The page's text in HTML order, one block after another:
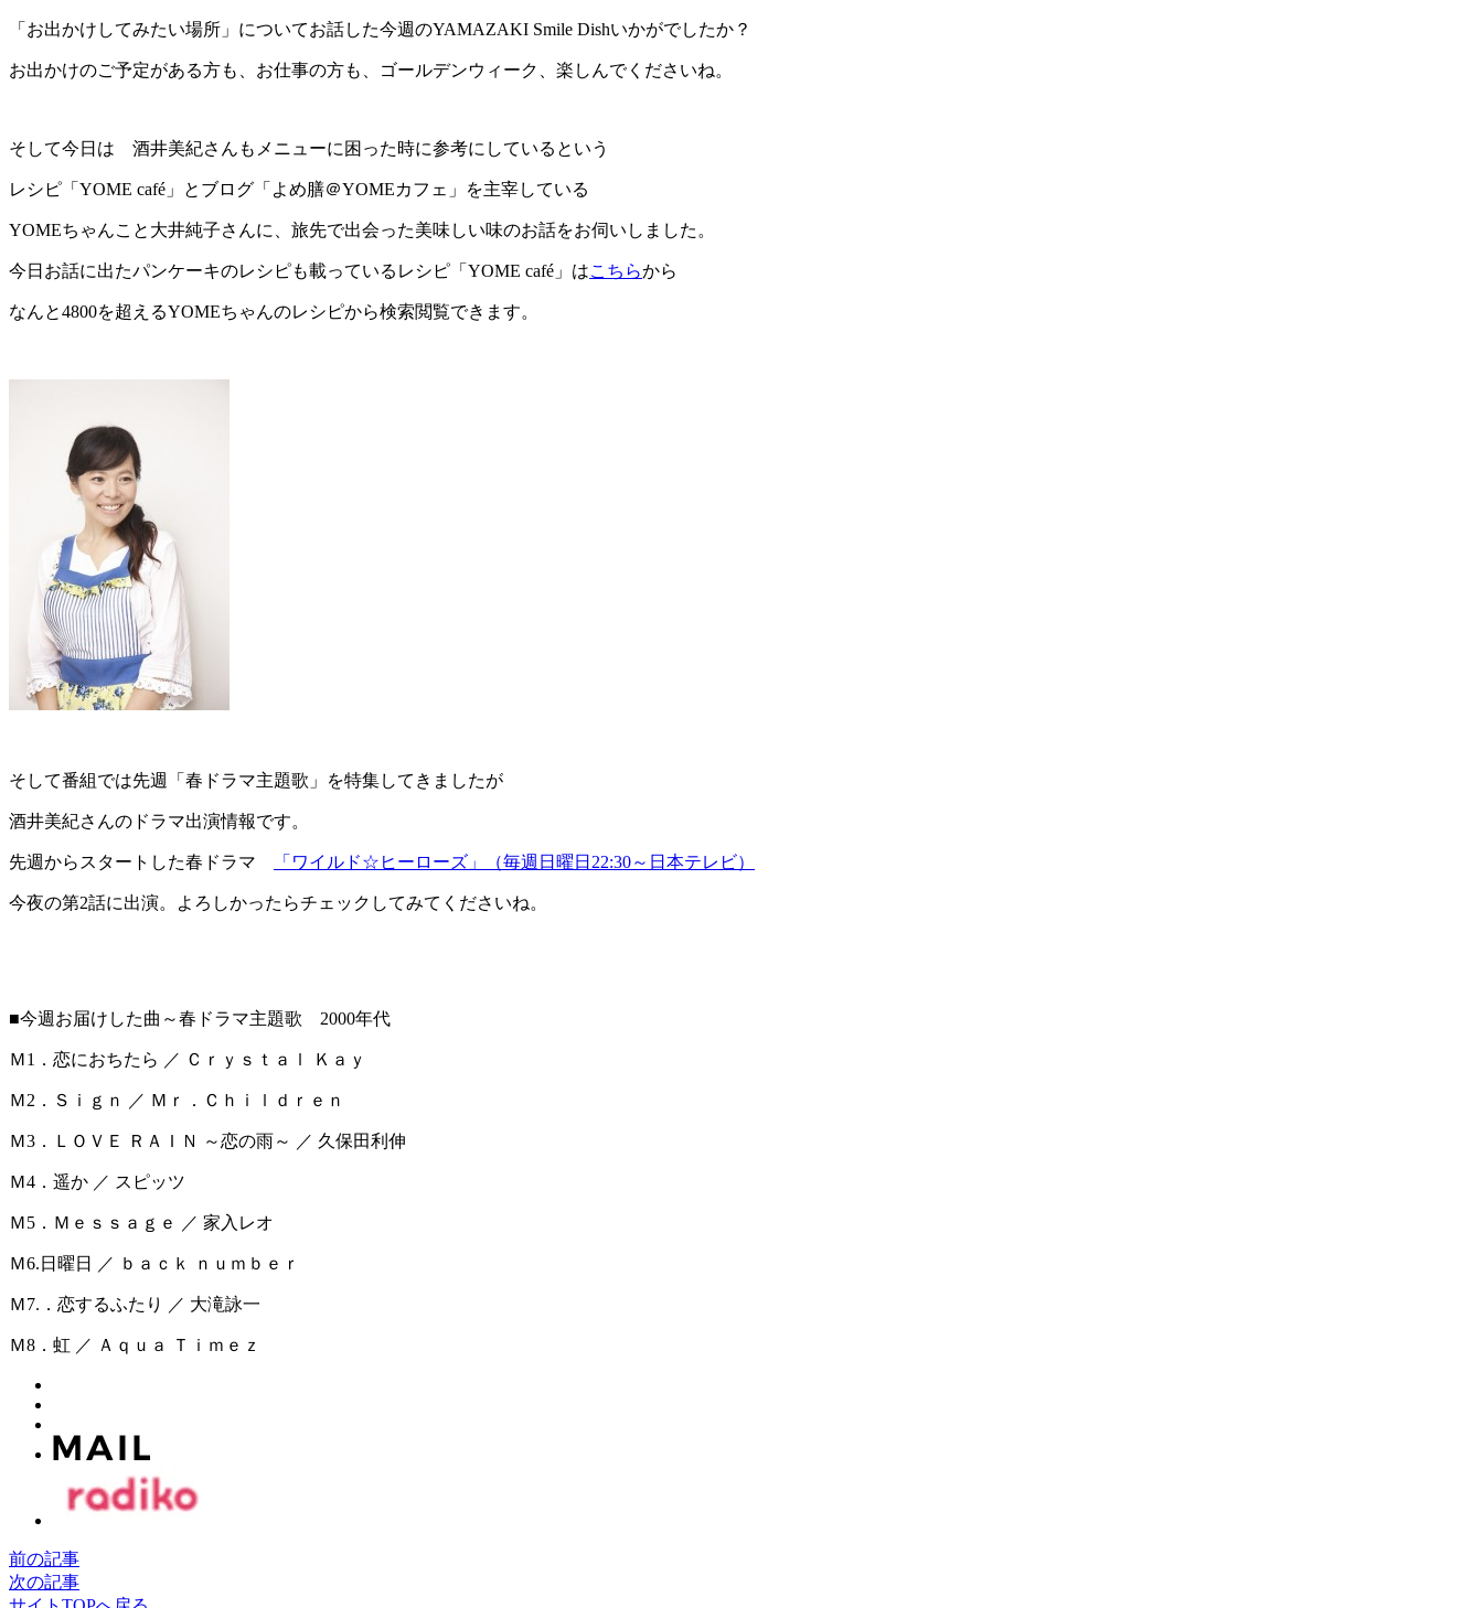
「お出かけしてみたい場所」についてお話した今週のYAMAZAKI Smile Dishいかがでしたか？
お出かけのご予定がある方も、お仕事の方も、ゴールデンウィーク、楽しんでくださいね。
そして今日は 酒井美紀さんもメニューに困った時に参考にしているという
レシピ「YOME café」とブログ「よめ膳＠YOMEカフェ」を主宰している
YOMEちゃんこと大井純子さんに、旅先で出会った美味しい味のお話をお伺いしました。
今日お話に出たパンケーキのレシピも載っているレシピ「YOME café」はこちらから
なんと4800を超えるYOMEちゃんのレシピから検索閲覧できます。
そして番組では先週「春ドラマ主題歌」を特集してきましたが
酒井美紀さんのドラマ出演情報です。
先週からスタートした春ドラマ 「ワイル ド☆ヒーローズ」（毎週日曜日22:30～日本テレビ）
今夜の第2話に出演。よろしかったらチェックしてみてくださいね。
■今週お届けした曲～春ドラマ主題歌 2000年代
Ｍ1．恋におちたら ／ Ｃｒｙｓｔａｌ Ｋａｙ
Ｍ2．Ｓｉｇｎ ／ Ｍｒ．Ｃｈｉｌｄｒｅｎ
Ｍ3．ＬＯＶＥ ＲＡＩＮ ～恋の雨～ ／ 久保田利伸
Ｍ4．遥か ／ スピッツ
Ｍ5．Ｍｅｓｓａｇｅ ／ 家入レオ
Ｍ6.日曜日 ／ ｂａｃｋ ｎｕｍｂｅｒ
Ｍ7.．恋するふたり ／ 大滝詠一
Ｍ8．虹 ／ Ａｑｕａ Ｔｉｍｅｚ
前の記事
次の記事